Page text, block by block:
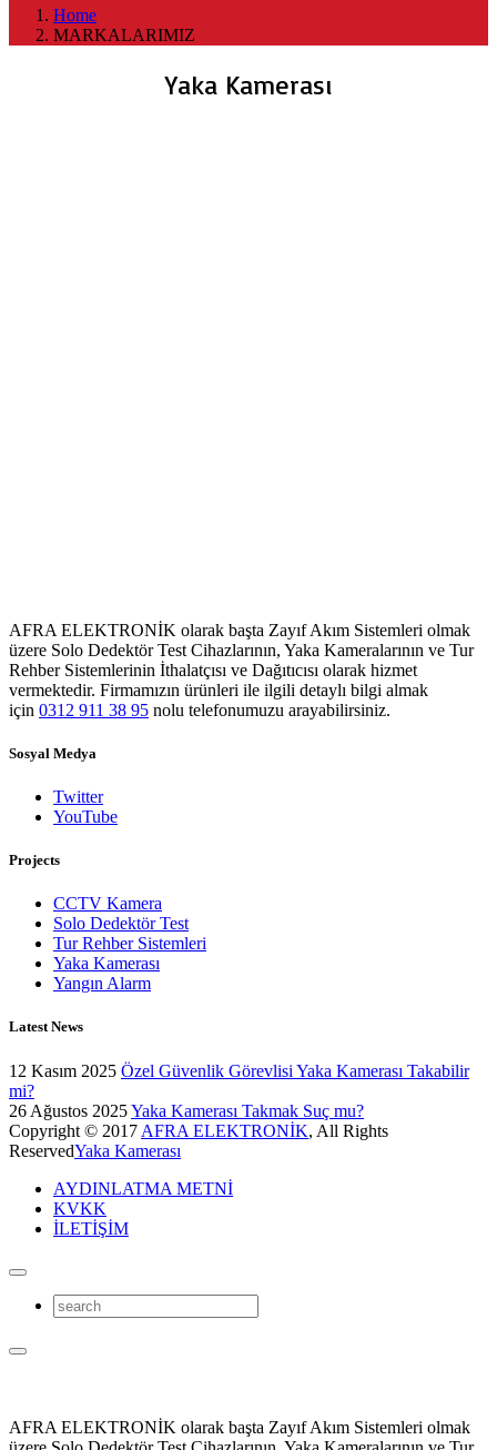
Home
MARKALARIMIZ
Yaka Kamerası
AFRA ELEKTRONİK olarak başta Zayıf Akım Sistemleri olmak
üzere Solo Dedektör Test Cihazlarının, Yaka Kameralarının ve Tur
Rehber Sistemlerinin İthalatçısı ve Dağıtıcısı olarak hizmet
vermektedir. Firmamızın ürünleri ile ilgili detaylı bilgi almak
için 0312 911 38 95 nolu telefonumuzu arayabilirsiniz.
Sosyal Medya
Twitter
YouTube
Projects
CCTV Kamera
Solo Dedektör Test
Tur Rehber Sistemleri
Yaka Kamerası
Yangın Alarm
Latest News
12 Kasım 2025 Özel Güvenlik Görevlisi Yaka Kamerası Takabilir
mi?
26 Ağustos 2025Yaka Kamerası Takmak Suç mu?
Copyright © 2017 AFRA ELEKTRONİK, All Rights
ReservedYaka Kamerası
AYDINLATMA METNİ
KVKK
İLETİŞİM
AFRA ELEKTRONİK olarak başta Zayıf Akım Sistemleri olmak